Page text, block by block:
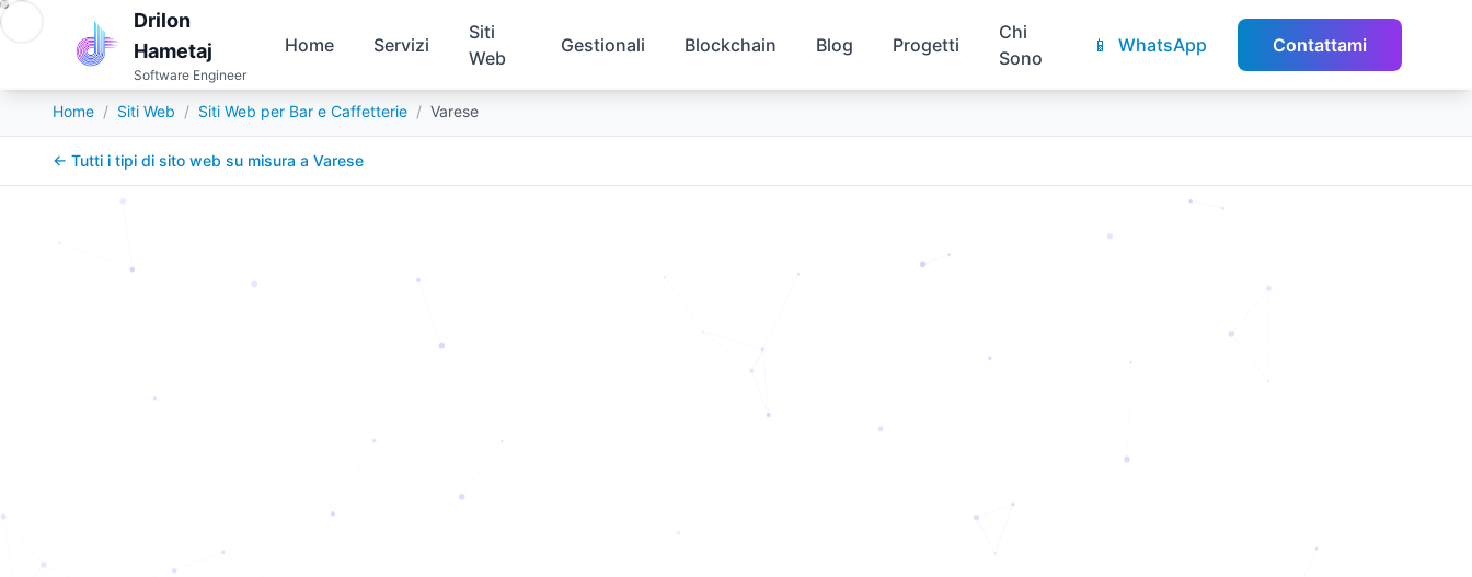
Drilon
Hametaj
Software Engineer
Home Servizi
Siti
Web
Gestionali Blockchain Blog Progetti
Chi
Sono
📱 WhatsApp Contattami
Home / Siti Web / Siti Web per Bar e Caffetterie / Varese
← Tutti i tipi di sito web su misura a Varese